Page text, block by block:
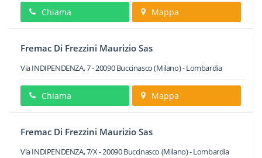
Chiama Mappa
Fremac Di Frezzini Maurizio Sas
Via INDIPENDENZA, 7-20090 Buccinasco(Milano) -Lombardia
Chiama Mappa
Fremac Di Frezzini Maurizio Sas
Via INDIPENDENZA, 7/X-20090Buccinasco (Milano) -Lombardia